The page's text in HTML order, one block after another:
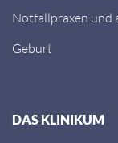
Notfallpraxen und
Geburt
DAS KLINIKUM